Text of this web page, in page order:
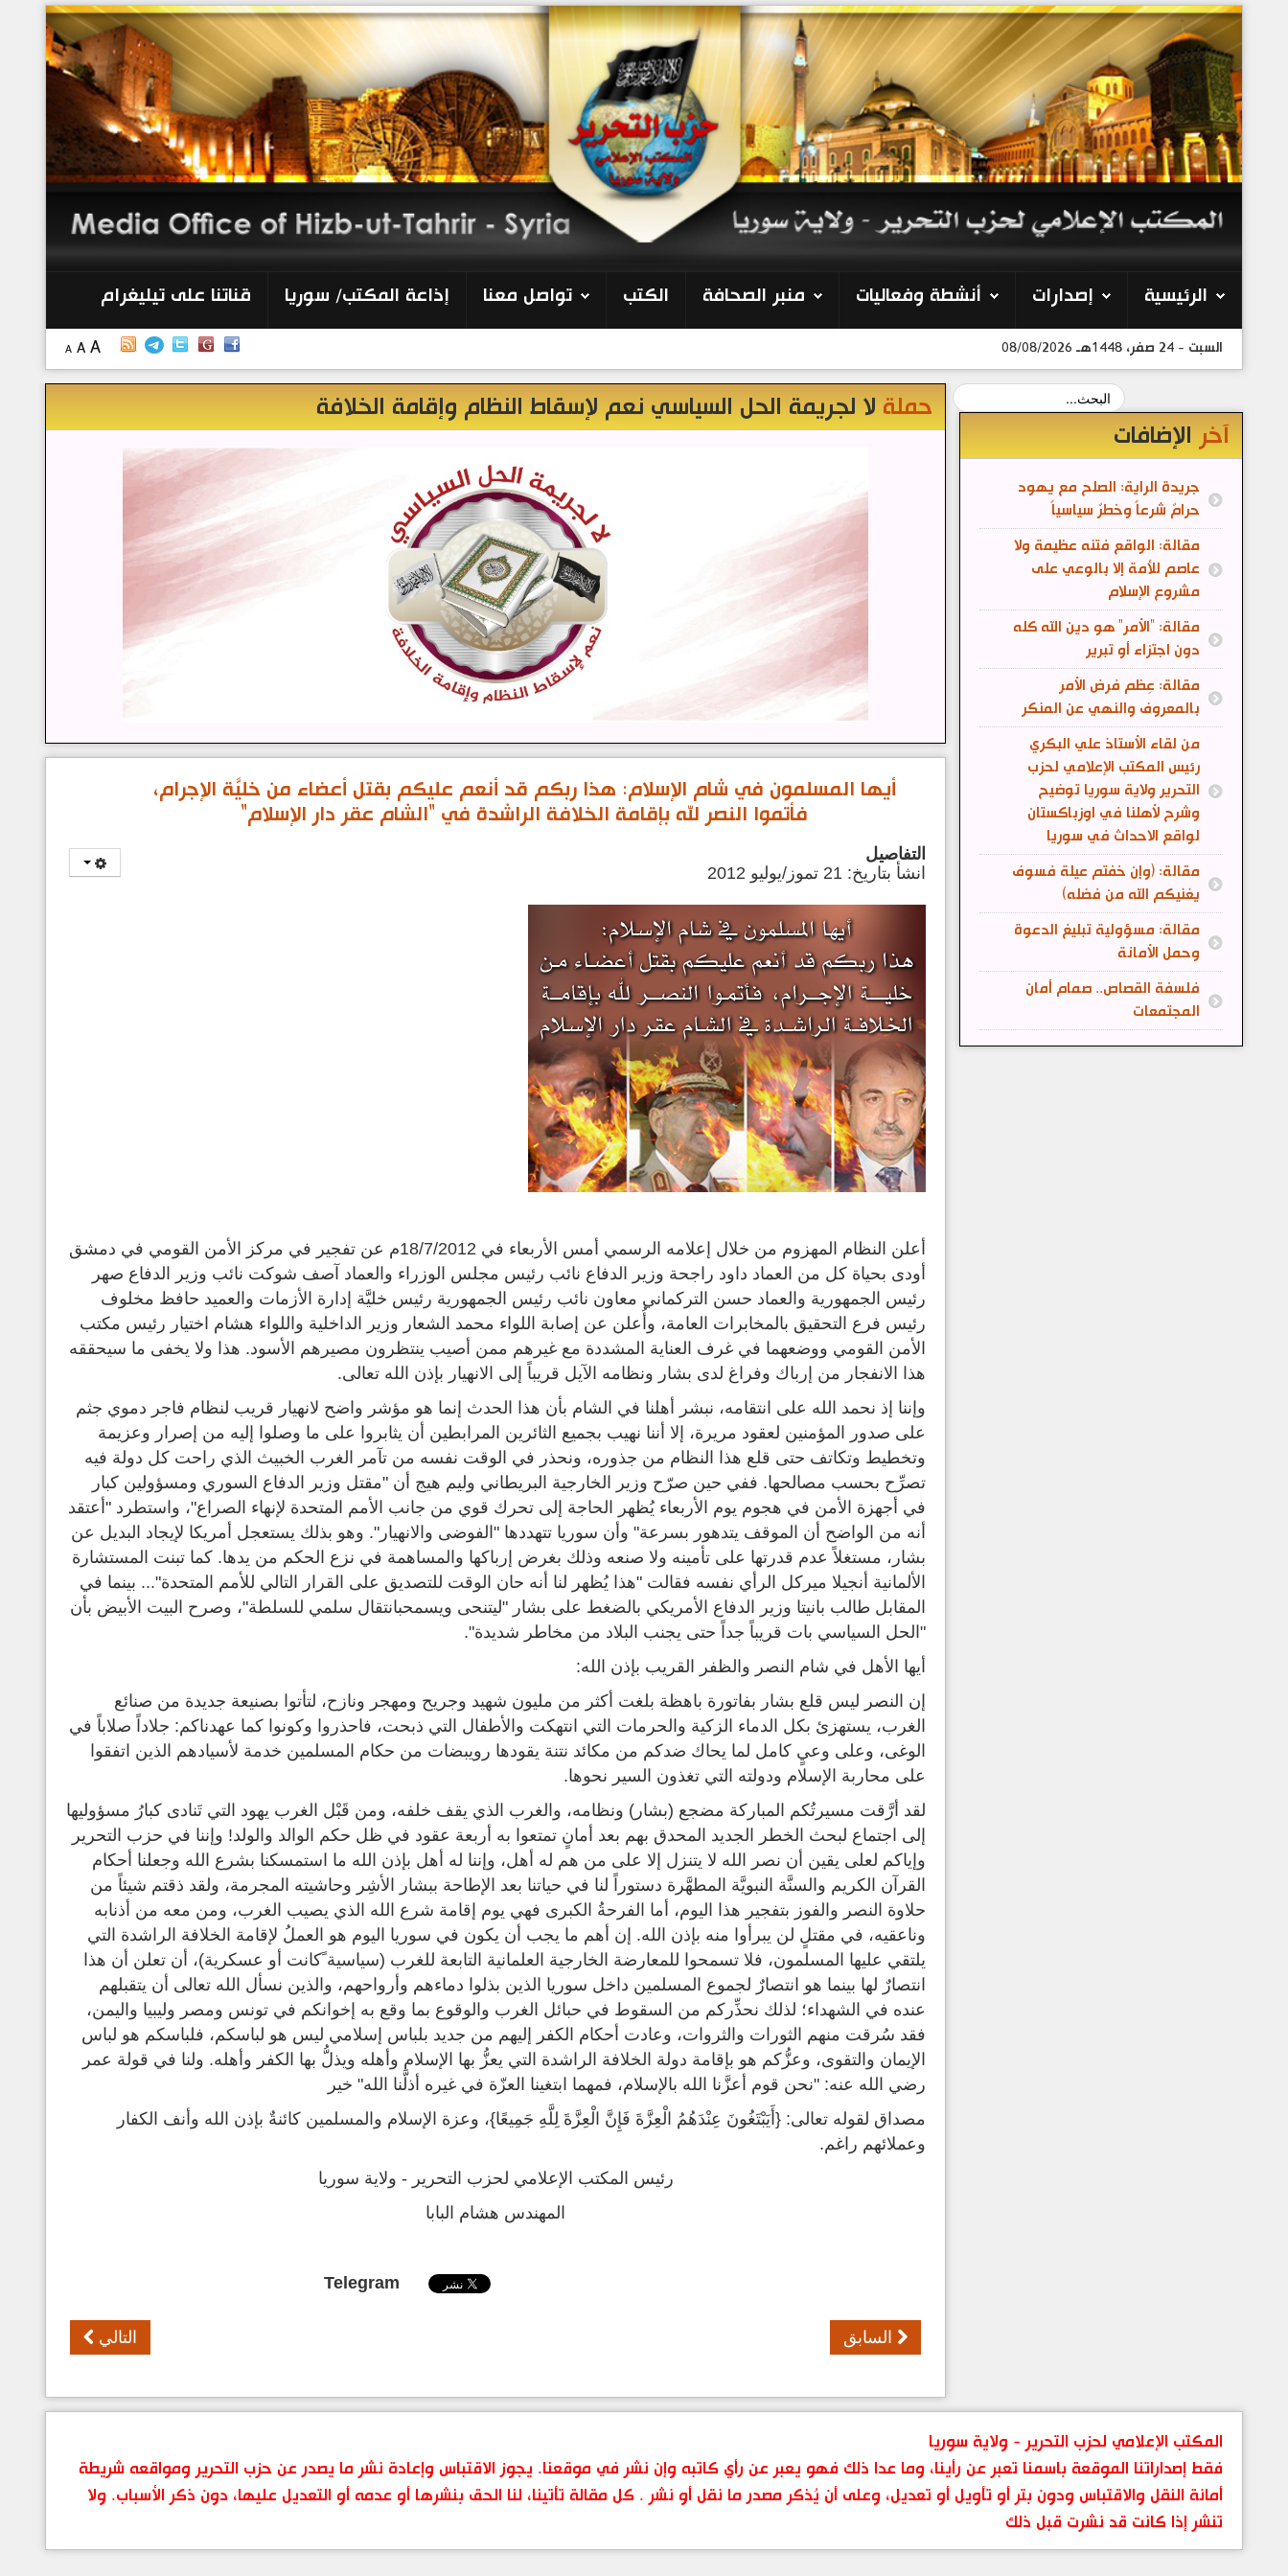
الرئيسية
إصدارات
منبر الصحافة
تواصل معنا
إذاعة المكتب/ سوريا
الرئيسية إصدارات أنشطة وفعاليات منبر الصحافة الكتب تواصل معنا إذاعة المكتب/ سوريا قناتنا على تيليغرام
السبت - 24 صفر، 1448هـ 08/08/2026 A A A
حملة لا لجريمة الحل السياسي نعم لإسقاط النظام وإقامة الخلافة
أيها المسلمون في شام الإسلام: هذا ربكم قد أنعم عليكم بقتل أعضاء من خليَّة الإجرام،
فأتموا النصر لله بإقامة الخلافة الراشدة في "الشام عقر دار الإسلام"
التفاصيل
انشأ بتاريخ: 21 تموز/يوليو 2012
أعلن النظام المهزوم من خلال إعلامه الرسمي أمس الأربعاء في 18/7/2012م عن تفجير في مركز الأمن القومي في دمشق
أودى بحياة كل من العماد داود راجحة وزير الدفاع نائب رئيس مجلس الوزراء والعماد آصف شوكت نائب وزير الدفاع صهر
رئيس الجمهورية والعماد حسن التركماني معاون نائب رئيس الجمهورية رئيس خليَّة إدارة الأزمات والعميد حافظ مخلوف
رئيس فرع التحقيق بالمخابرات العامة، وأُعلن عن إصابة اللواء محمد الشعار وزير الداخلية واللواء هشام اختيار رئيس مكتب
الأمن القومي ووضعهما في غرف العناية المشددة مع غيرهم ممن أصيب ينتظرون مصيرهم الأسود. هذا ولا يخفى ما سيحققه
هذا الانفجار من إرباك وفراغ لدى بشار ونظامه الآيل قريباً إلى الانهيار بإذن الله تعالى.
وإننا إذ نحمد الله على انتقامه، نبشر أهلنا في الشام بأن هذا الحدث إنما هو مؤشر واضح لانهيار قريب لنظام فاجر دموي جثم
على صدور المؤمنين لعقود مريرة، إلا أننا نهيب بجميع الثائرين المرابطين أن يثابروا على ما وصلوا إليه من إصرار وعزيمة
وتخطيط وتكاتف حتى قلع هذا النظام من جذوره، ونحذر في الوقت نفسه من تآمر الغرب الخبيث الذي راحت كل دولة فيه
تصرِّح بحسب مصالحها. ففي حين صرّح وزير الخارجية البريطاني وليم هيج أن "مقتل وزير الدفاع السوري ومسؤولين كبار
في أجهزة الأمن في هجوم يوم الأربعاء يُظهر الحاجة إلى تحرك قوي من جانب الأمم المتحدة لإنهاء الصراع"، واستطرد "أعتقد
أنه من الواضح أن الموقف يتدهور بسرعة" وأن سوريا تتهددها "الفوضى والانهيار". وهو بذلك يستعجل أمريكا لإيجاد البديل عن
بشار، مستغلاً عدم قدرتها على تأمينه ولا صنعه وذلك بغرض إرباكها والمساهمة في نزع الحكم من يدها. كما تبنت المستشارة
الألمانية أنجيلا ميركل الرأي نفسه فقالت "هذا يُظهر لنا أنه حان الوقت للتصديق على القرار التالي للأمم المتحدة"... بينما في
المقابل طالب بانيتا وزير الدفاع الأمريكي بالضغط على بشار "ليتنحى ويسمحبانتقال سلمي للسلطة"، وصرح البيت الأبيض بأن
"الحل السياسي بات قريباً جداً حتى يجنب البلاد من مخاطر شديدة".
أيها الأهل في شام النصر والظفر القريب بإذن الله:
إن النصر ليس قلع بشار بفاتورة باهظة بلغت أكثر من مليون شهيد وجريح ومهجر ونازح، لتأتوا بصنيعة جديدة من صنائع
الغرب، يستهزئ بكل الدماء الزكية والحرمات التي انتهكت والأطفال التي ذبحت، فاحذروا وكونوا كما عهدناكم: جلاداً صلاباً في
الوغى، وعلى وعيٍ كامل لما يحاك ضدكم من مكائد نتنة يقودها رويبضات من حكام المسلمين خدمة لأسيادهم الذين اتفقوا
على محاربة الإسلام ودولته التي تغذون السير نحوها.
لقد أرَّقت مسيرتُكم المباركة مضجع (بشار) ونظامه، والغرب الذي يقف خلفه، ومن قَبْل الغرب يهود التي تَنادى كبارُ مسؤوليها
إلى اجتماع لبحث الخطر الجديد المحدق بهم بعد أمانٍ تمتعوا به أربعة عقود في ظل حكم الوالد والولد! وإننا في حزب التحرير
وإياكم لعلى يقين أن نصر الله لا يتنزل إلا على من هم له أهل، وإننا له أهل بإذن الله ما استمسكنا بشرع الله وجعلنا أحكام
القرآن الكريم والسنَّة النبويَّة المطهَّرة دستوراً لنا في حياتنا بعد الإطاحة ببشار الأشِر وحاشيته المجرمة، ولقد ذقتم شيئاً من
حلاوة النصر والفوز بتفجير هذا اليوم، أما الفرحةُ الكبرى فهي يوم إقامة شرع الله الذي يصيب الغرب، ومن معه من أذنابه
وناعقيه، في مقتلٍ لن يبرأوا منه بإذن الله. إن أهم ما يجب أن يكون في سوريا اليوم هو العملُ لإقامة الخلافة الراشدة التي
يلتقي عليها المسلمون، فلا تسمحوا للمعارضة الخارجية العلمانية التابعة للغرب (سياسية ًكانت أو عسكرية)، أن تعلن أن هذا
انتصارٌ لها بينما هو انتصارٌ لجموع المسلمين داخل سوريا الذين بذلوا دماءهم وأرواحهم، والذين نسأل الله تعالى أن يتقبلهم
عنده في الشهداء؛ لذلك نحذِّركم من السقوط في حبائل الغرب والوقوع بما وقع به إخوانكم في تونس ومصر وليبيا واليمن،
فقد سُرقت منهم الثورات والثروات، وعادت أحكام الكفر إليهم من جديد بلباس إسلامي ليس هو لباسكم، فلباسكم هو لباس
الإيمان والتقوى، وعزُّكم هو بإقامة دولة الخلافة الراشدة التي يعزُّ بها الإسلام وأهله ويذلُّ بها الكفر وأهله. ولنا في قولة عمر
رضي الله عنه: "نحن قوم أعزَّنا الله بالإسلام، فمهما ابتغينا العزّة في غيره أذلَّنا الله" خير
مصداق لقوله تعالى: {أَيَبْتَغُونَ عِنْدَهُمُ الْعِزَّةَ فَإِنَّ الْعِزَّةَ لِلَّهِ جَمِيعًا}، وعزة الإسلام والمسلمين كائنةٌ بإذن الله وأنف الكفار
وعملائهم راغم.
رئيس المكتب الإعلامي لحزب التحرير - ولاية سوريا
المهندس هشام البابا
Telegram
السابق التالي
آخر الإضافات
جريدة الراية: الصلح مع يهود
حرامٌ شرعاً وخطرٌ سياسياً
مقالة: الواقع فتنه عظيمة ولا
عاصم للأمة إلا بالوعي على
مشروع الإسلام
مقالة: "الأمر" هو دين الله كله
دون اجتزاء أو تبرير
مقالة: عِظم فرض الأمر
بالمعروف والنهي عن المنكر
من لقاء الأستاذ علي البكري
رئيس المكتب الإعلامي لحزب
التحرير ولاية سوريا توضيح
وشرح لأهلنا في اوزباكستان
لواقع الاحداث في سوريا
مقالة: (وإن خفتم عيلة فسوف
يغنيكم الله من فضله)
مقالة: مسؤولية تبليغ الدعوة
وحمل الأمانة
فلسفة القصاص.. صمام أمان
المجتمعات
المكتب الإعلامي لحزب التحرير - ولاية سوريا
فقط إصداراتنا الموقعة باسمنا تعبر عن رأينا، وما عدا ذلك فهو يعبر عن رأي كاتبه وإن نشر في موقعنا. يجوز الاقتباس وإعادة نشر ما يصدر عن حزب التحرير ومواقعه شريطة
أمانة النقل والاقتباس ودون بتر أو تأويل أو تعديل، وعلى أن يُذكر مصدر ما نقل أو نشر . كل مقالة تأتينا، لنا الحق بنشرها أو عدمه أو التعديل عليها، دون ذكر الأسباب. ولا
تنشر إذا كانت قد نشرت قبل ذلك